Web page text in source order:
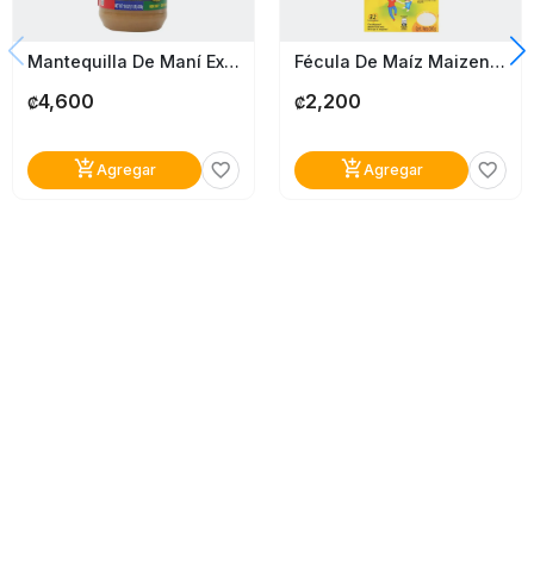
Mantequilla De Maní Extra Crujiente Jif 454G
₡4,600
add_shopping_cartAgregar favorite_border
Fécula De Maíz Maizena Natural 375G
₡2,200
add_shopping_cartAgregar favorite_border